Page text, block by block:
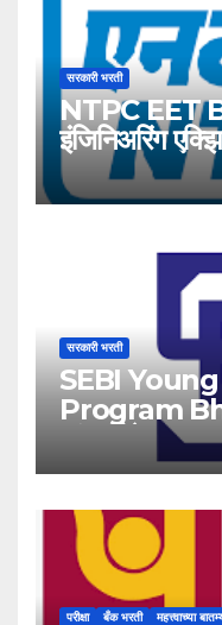
सरकारी भरती
NTPC EET
इंजिनिअरिंग
सरकारी भरती
SEBI
Program
‘यंग प्रोफेशनल’
परीक्षा बँक भरती महत्त्वाच्या